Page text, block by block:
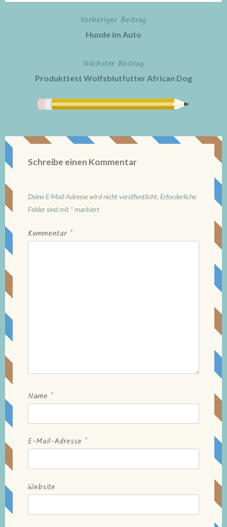
BeitragsnavigationVorheriger Beitrag
Hunde im Auto
Nächster Beitrag
Produkttest Wolfsblutfutter African Dog
Schreibe einen Kommentar
Deine E-Mail-Adresse wird nicht veröffentlicht. Erforderliche
Felder sind mit *markiert
Kommentar *
Name *
E-Mail-Adresse *
Website